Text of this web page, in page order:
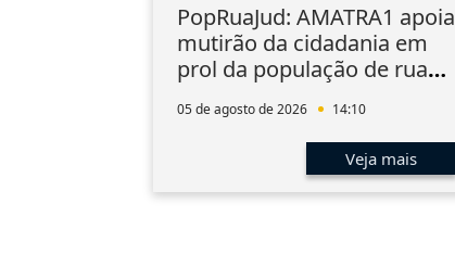
PopRuaJud: AMATRA1 apoia
mutirão da cidadania em
prol da população de rua
05 de agosto de 2026 14:10
Veja mais